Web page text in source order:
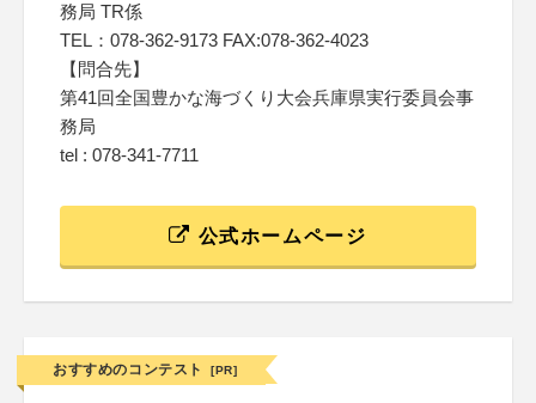
務局 TR係
TEL：078-362-9173 FAX:078-362-4023
【問合先】
第41回全国豊かな海づくり大会兵庫県実行委員会事
務局
tel : 078-341-7711
公式ホームページ
おすすめのコンテスト [PR]